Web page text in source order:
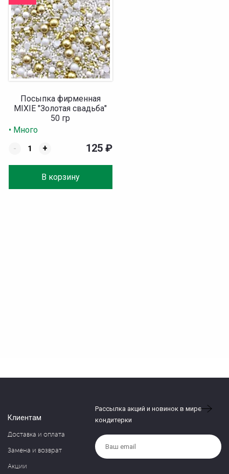
Посыпка фирменная
MIXIE "Золотая свадьба"
50 гр
• Много
-
+
В корзину
125 ₽
Клиентам
Доставка и оплата
Замена и возврат
Акции
Рассылка акций и новинок в мире
кондитерки